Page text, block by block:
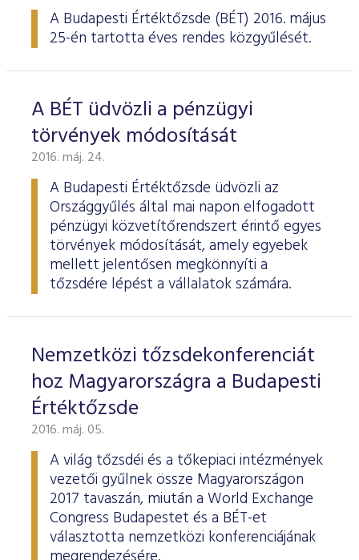
A Budapesti Értéktőzsde (BÉT) 2016. május
25-én tartotta éves rendes köz­gyűlését.
A BÉT üdvözli a pénzügyi
törvények módosítását
2016. máj. 24.
A Budapesti Értéktőzsde üdvözli az
Országgyűlés által mai napon elfogadott
pénzügyi közvetítőrendszert érintő egyes
törvények módosítását, amely egyebek
mellett jelentősen megkönnyíti a
tőzsdére lépést a vállalatok számára.
Nemzetközi tőzsdekonferenciát
hoz Magyarországra a Budapesti
Értéktőzsde
2016. máj. 05.
A világ tőzsdéi és a tőkepiaci intézmények
vezetői gyűlnek össze Magyarországon
2017 tavaszán, miután a World Exchange
Congress Budapestet és a BÉT-et
választotta nemzetközi konferenciájának